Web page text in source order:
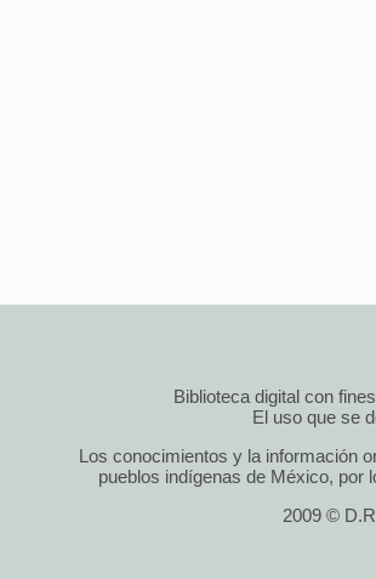
Biblioteca digital con
El uso que se
Los conocimientos y la información
pueblos indígenas de México, por
2009 ©